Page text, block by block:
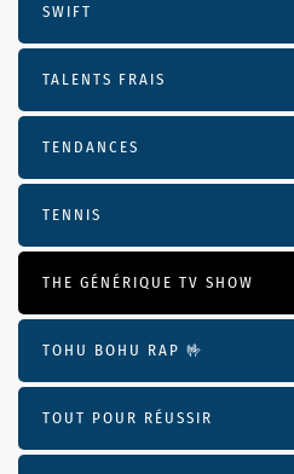
SWIFT
TALENTS FRAIS
TENDANCES
TENNIS
THE GÉNÉRIQUE TV SHOW
TOHU BOHU RAP 🤟
TOUT POUR RÉUSSIR